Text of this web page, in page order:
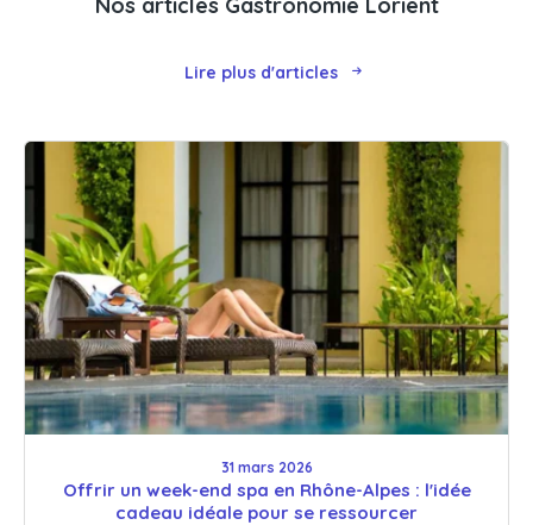
Lire plus d'articles
31 mars 2026
Offrir un week-end spa en Rhône-Alpes : l'idée
cadeau idéale pour se ressourcer